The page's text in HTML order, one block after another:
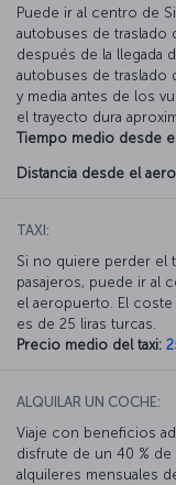
Puede ir al centro de
autobuses de traslado
después de la llegada
autobuses de traslado
y media antes de los
el trayecto dura
Tiempo medio desde
Distancia desde el
TAXI:
Si no quiere perder el
pasajeros, puede ir al
el aeropuerto. El
es de 25 liras turcas.
Precio medio del taxi:
ALQUILAR UN COCHE:
Viaje con beneficios
disfrute de un 40 %
alquileres mensuales